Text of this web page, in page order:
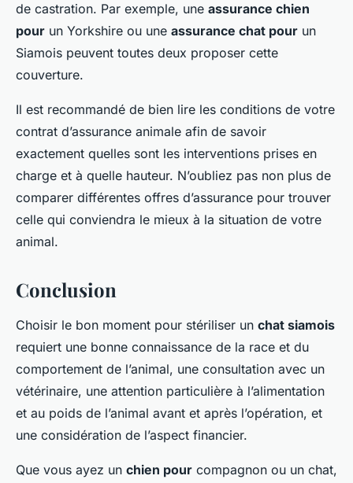
de castration. Par exemple, une assurance chien
pour un Yorkshire ou une assurance chat pour un
Siamois peuvent toutes deux proposer cette
couverture.
Il est recommandé de bien lire les conditions de votre
contrat d’assurance animale afin de savoir
exactement quelles sont les interventions prises en
charge et à quelle hauteur. N’oubliez pas non plus de
comparer différentes offres d’assurance pour trouver
celle qui conviendra le mieux à la situation de votre
animal.
Conclusion
Choisir le bon moment pour stériliser un chat siamois
requiert une bonne connaissance de la race et du
comportement de l’animal, une consultation avec un
vétérinaire, une attention particulière à l’alimentation
et au poids de l’animal avant et après l’opération, et
une considération de l’aspect financier.
Que vous ayez un chien pour compagnon ou un chat,